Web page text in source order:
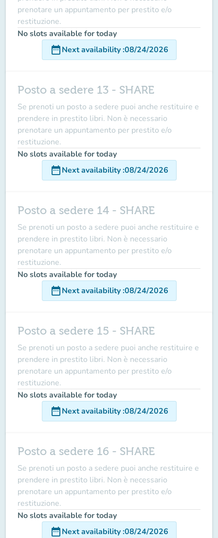
prenotare un appuntamento per prestito e/o
restituzione.
No slots available for today
date_rangeNext availability:08/24/2026
Posto a sedere 13 - SHARE
Se prenoti un posto a sedere puoi anche restituire e
prendere in prestito libri. Non è necessario
prenotare un appuntamento per prestito e/o
restituzione.
No slots available for today
date_rangeNext availability:08/24/2026
Posto a sedere 14 - SHARE
Se prenoti un posto a sedere puoi anche restituire e
prendere in prestito libri. Non è necessario
prenotare un appuntamento per prestito e/o
restituzione.
No slots available for today
date_rangeNext availability:08/24/2026
Posto a sedere 15 - SHARE
Se prenoti un posto a sedere puoi anche restituire e
prendere in prestito libri. Non è necessario
prenotare un appuntamento per prestito e/o
restituzione.
No slots available for today
date_rangeNext availability:08/24/2026
Posto a sedere 16 - SHARE
Se prenoti un posto a sedere puoi anche restituire e
prendere in prestito libri. Non è necessario
prenotare un appuntamento per prestito e/o
restituzione.
No slots available for today
date_rangeNext availability:08/24/2026